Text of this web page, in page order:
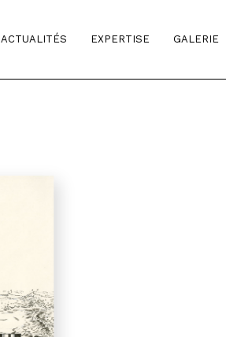
ACTUALITÉS EXPERTISE GALERIE